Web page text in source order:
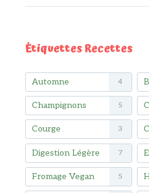
Étiquettes Recettes
Automne 4
Champignons 5
Courge 3
Digestion Légère 7
Fromage Vegan 5